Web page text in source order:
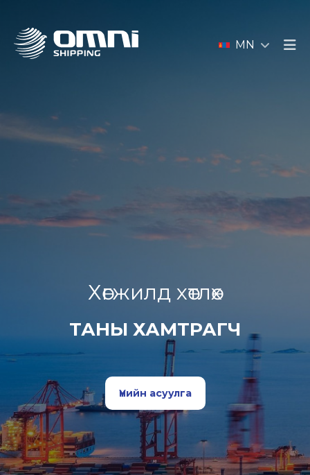
MN
Хөгжилд хөтлөх
ТАНЫ ХАМТРАГЧ
Үнийн асуулга